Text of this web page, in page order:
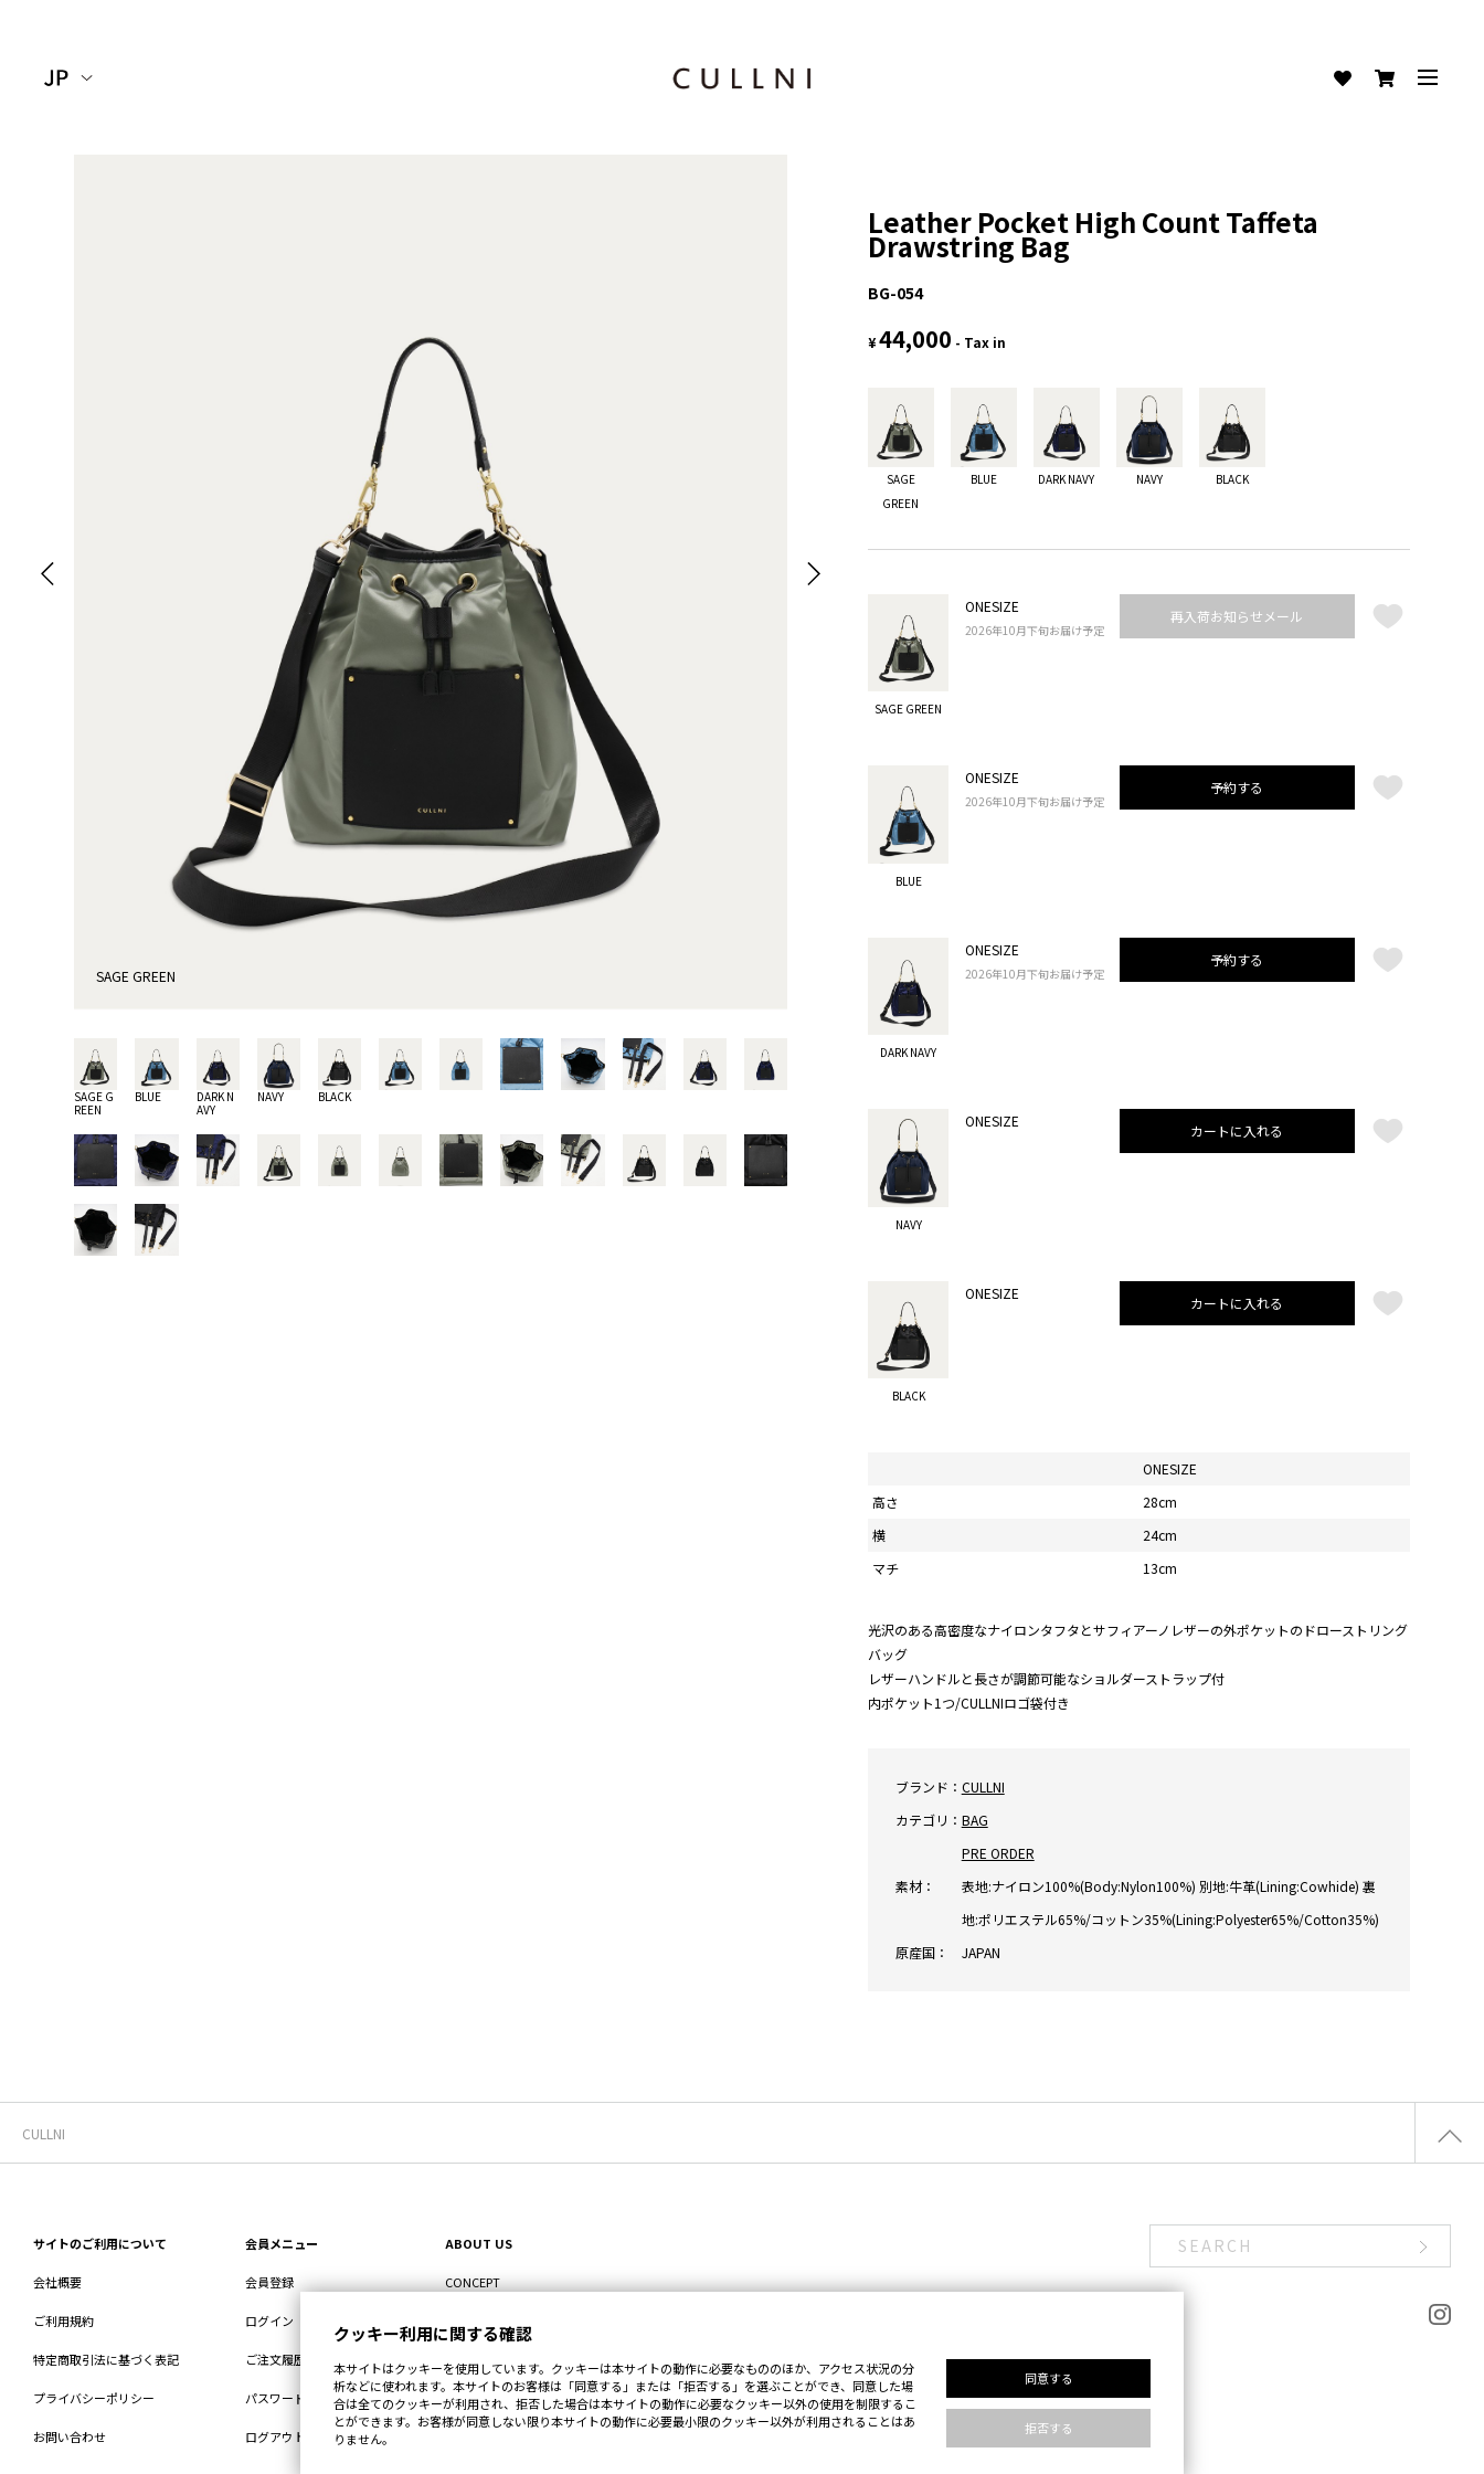
Leather Pocket High Count Taffeta
Drawstring Bag
BG-054
¥44,000 - Tax in
SAGE
GREEN
BLUE DARK NAVY NAVY BLACK
SAGE GREEN
ONESIZE
2026年10月下旬お届け予定
再入荷お知らせメール
BLUE
ONESIZE
2026年10月下旬お届け予定
予約する
DARK NAVY
ONESIZE
2026年10月下旬お届け予定
予約する
NAVY
ONESIZE
カートに入れる
BLACK
ONESIZE
カートに入れる
高さ
横
マチ
ONESIZE
28cm
24cm
13cm
光沢のある高密度なナイロンタフタとサフィアーノレザーの外ポケットのドローストリング
バッグ
レザーハンドルと長さが調節可能なショルダーストラップ付
内ポケット1つ/CULLNIロゴ袋付き
ブランド： CULLNI
カテゴリ： BAG
PRE ORDER
素材：
表地:ナイロン100%(Body:Nylon100%) 別地:牛革(Lining:Cowhide) 裏
地:ポリエステル65%/コットン35%(Lining:Polyester65%/Cotton35%)
原産国：
JAPAN
SAGE GREEN
SAGE G
REEN
BLUE
DARK N
AVY
NAVY BLACK
CULLNI
サイトのご利用について
会社概要
ご利用規約
特定商取引法に基づく表記
プライバシーポリシー
お問い合わせ
会員メニュー
会員登録
ログイン
ご注文履歴
パスワードを忘れた方へ
ログアウト
ABOUT US
CONCEPT
RECRUIT
クッキー利用に関する確認
本サイトはクッキーを使用しています。クッキーは本サイトの動作に必要なもののほか、アクセス状況の分
析などに使われます。本サイトのお客様は「同意する」または「拒否する」を選ぶことができ、同意した場
合は全てのクッキーが利用され、拒否した場合は本サイトの動作に必要なクッキー以外の使用を制限するこ
とができます。お客様が同意しない限り本サイトの動作に必要最小限のクッキー以外が利用されることはあ
りません。
同意する
拒否する